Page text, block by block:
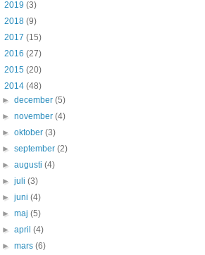
2019 (3)
2018 (9)
2017 (15)
2016 (27)
2015 (20)
2014 (48)
►december(5)
►november(4)
►oktober(3)
►september(2)
►augusti(4)
►juli(3)
►juni(4)
►maj(5)
►april(4)
►mars(6)